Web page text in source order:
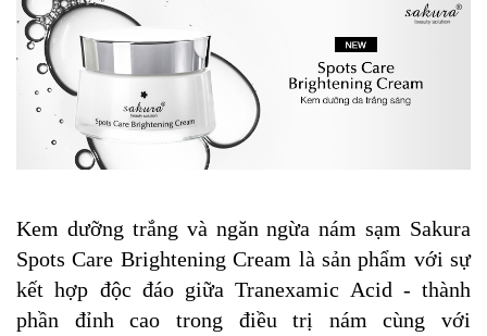
Kem dưỡng trắng và ngăn ngừa nám sạm Sakura
Spots Care Brightening Cream là sản phẩm với sự
kết hợp độc đáo giữa Tranexamic Acid - thành
phần đỉnh cao trong điều trị nám cùng với